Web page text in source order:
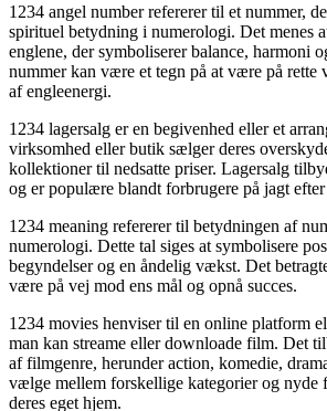
1234 angel number refererer til et nummer,
spirituel betydning i numerologi. Det menes
englene, der symboliserer balance, harmoni
nummer kan være et tegn på at være på rette
af engleenergi.
1234 lagersalg er en begivenhed eller et
virksomhed eller butik sælger deres
kollektioner til nedsatte priser. Lagersalg
og er populære blandt forbrugere på jagt
1234 meaning refererer til betydningen af
numerologi. Dette tal siges at symbolisere
begyndelser og en åndelig vækst. Det
være på vej mod ens mål og opnå succes.
1234 movies henviser til en online platform
man kan streame eller downloade film. Det
af filmgenre, herunder action, komedie,
vælge mellem forskellige kategorier og nyde
deres eget hjem.